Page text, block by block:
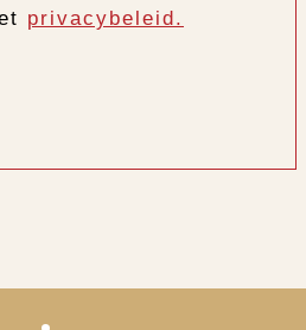
privacybeleid.